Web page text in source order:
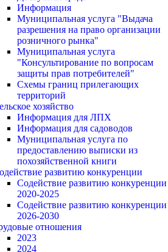
Информация
Муниципальная услуга "Выдача
разрешения на право организации
розничного рынка"
Муниципальная услуга
"Консультирование по вопросам
защиты прав потребителей"
Схемы границ прилегающих
территорий
хозяйство
Информация для ЛПХ
Информация для садоводов
Муниципальная услуга по
предоставлению выписки из
похозяйственной книги
развитию конкуренции
Содействие развитию конкуренции
2020-2025
Содействие развитию конкуренции
2026-2030
отношения
2023
2024